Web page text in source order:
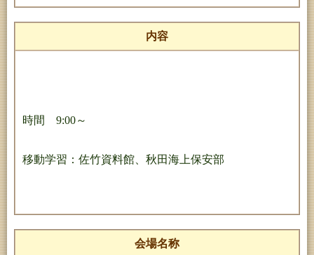
内容
時間 9:00～
移動学習：佐竹資料館、秋田海上保安部
会場名称